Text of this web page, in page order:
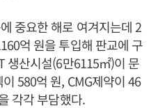
중요한 해로 여겨지는데 2
억 원을 투입해 판교에 구
생산시설(6만6115㎡)이 문
580억 원, CMG제약이 46
각각 부담했다.